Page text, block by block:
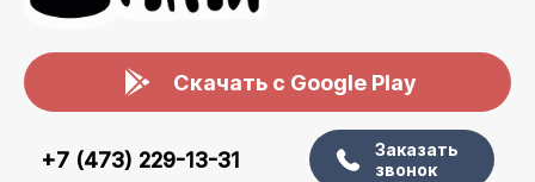
Скачать с Google Play
+7 (473) 229-13-31
Заказать
звонок